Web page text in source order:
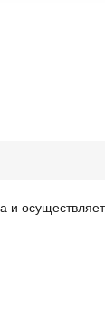
и